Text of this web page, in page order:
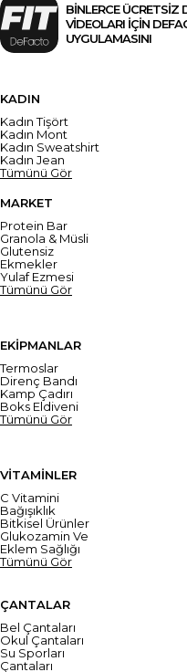
BİNLERCE ÜCRETSİZ
VİDEOLARI İÇİN
UYGULAMASINI
KADIN
Kadın Tişört
Kadın Mont
Kadın Sweatshirt
Kadın Jean
Tümünü Gör
MARKET
Protein Bar
Granola & Müsli
Glutensiz
Ekmekler
Yulaf Ezmesi
Tümünü Gör
EKİPMANLAR
Termoslar
Direnç Bandı
Kamp Çadırı
Boks Eldiveni
Tümünü Gör
VİTAMİNLER
C Vitamini
Bağışıklık
Bitkisel Ürünler
Glukozamin Ve
Eklem Sağlığı
Tümünü Gör
ÇANTALAR
Bel Çantaları
Okul Çantaları
Su Sporları
Çantaları